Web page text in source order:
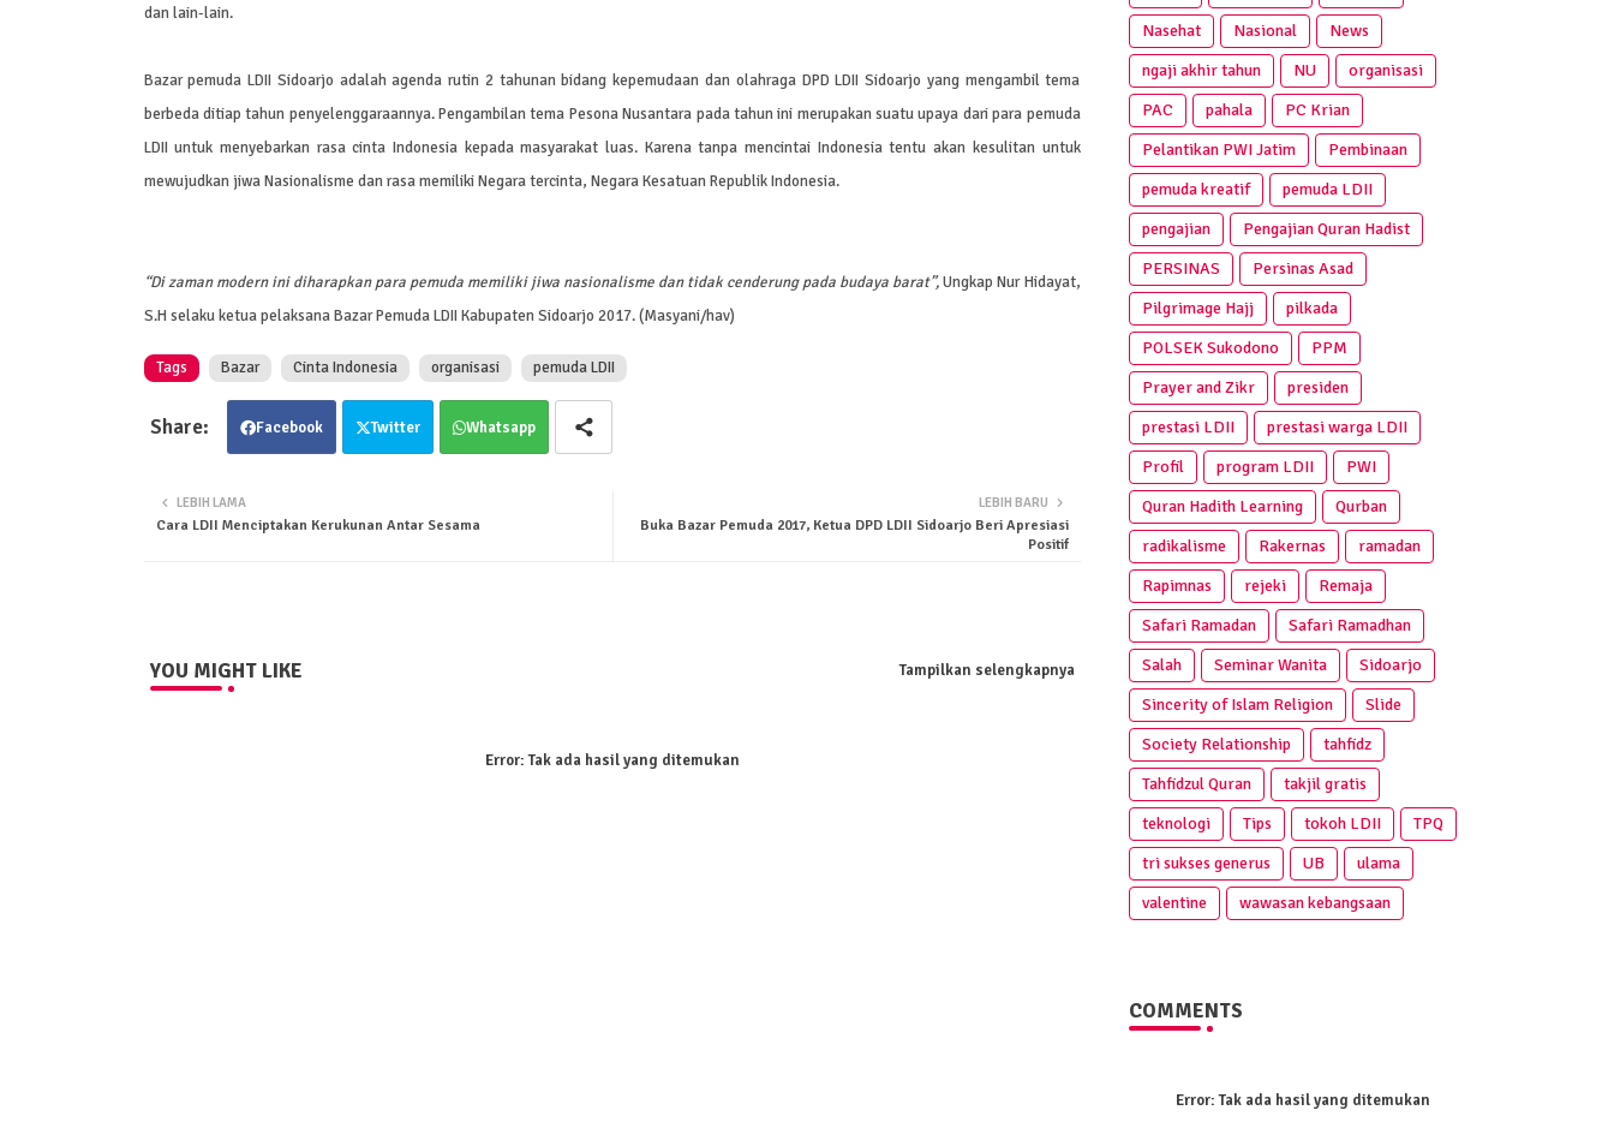
dan lain-lain.
Bazar pemuda LDII Sidoarjo adalah agenda rutin 2 tahunan bidang kepemudaan dan olahraga DPD LDII Sidoarjo yang mengambil tema
berbeda ditiap tahun penyelenggaraannya. Pengambilan tema Pesona Nusantara pada tahun ini merupakan suatu upaya dari para pemuda
LDII untuk menyebarkan rasa cinta Indonesia kepada masyarakat luas. Karena tanpa mencintai Indonesia tentu akan kesulitan untuk
mewujudkan jiwa Nasionalisme dan rasa memiliki Negara tercinta, Negara Kesatuan Republik Indonesia.
“Di zaman modern ini diharapkan para pemuda memiliki jiwa nasionalisme dan tidak cenderung pada budaya barat”,Ungkap Nur Hidayat,
S.H selaku ketua pelaksana Bazar Pemuda LDII Kabupaten Sidoarjo 2017. (Masyani/hav)
Tags Bazar Cinta Indonesia organisasi pemuda LDII
Facebook Twitter Whatsapp
LEBIH BARU
Buka Bazar Pemuda 2017, Ketua DPD LDII Sidoarjo Beri Apresiasi
Positif
LEBIH LAMA
Cara LDII Menciptakan Kerukunan Antar Sesama
YOU MIGHT LIKE Tampilkan selengkapnya
Error:Tak ada hasil yang ditemukan
Nasehat
Nasional
News
ngaji akhir tahun
NU
organisasi
PAC
pahala
PC Krian
Pelantikan PWI Jatim
Pembinaan
pemuda kreatif
pemuda LDII
pengajian
Pengajian Quran Hadist
PERSINAS
Persinas Asad
Pilgrimage Hajj
pilkada
POLSEK Sukodono
PPM
Prayer and Zikr
presiden
prestasi LDII
prestasi warga LDII
Profil
program LDII
PWI
Quran Hadith Learning
Qurban
radikalisme
Rakernas
ramadan
Rapimnas
rejeki
Remaja
Safari Ramadan
Safari Ramadhan
Salah
Seminar Wanita
Sidoarjo
Sincerity of Islam Religion
Slide
Society Relationship
tahfidz
Tahfidzul Quran
takjil gratis
teknologi
Tips tokoh LDII
TPQ
tri sukses generus
UB
ulama
valentine
wawasan kebangsaan
COMMENTS
Error:Tak ada hasil yang ditemukan